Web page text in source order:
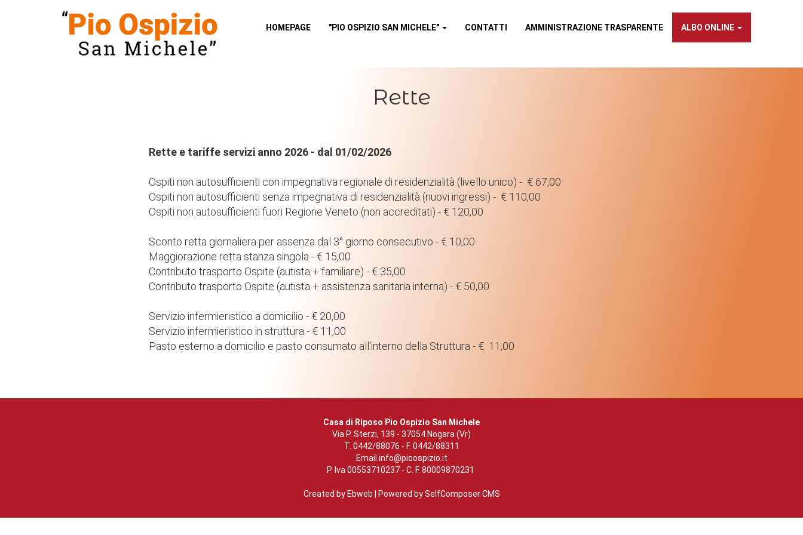
HOMEPAGE "PIO OSPIZIO SAN MICHELE" CONTATTI AMMINISTRAZIONE TRASPARENTE ALBO ONLINE
Homepage
"Pio Ospizio San Michele"
Contatti
AMMINISTRAZIONE TRASPARENTE
Rette
Rette e tariffe servizi anno 2026 - dal 01/02/2026
Ospiti non autosufficienti con impegnativa regionale di residenzialità (livello unico) - € 67,00
Ospiti non autosufficienti senza impegnativa di residenzialità (nuovi ingressi) - € 110,00
Ospiti non autosufficienti fuori Regione Veneto (non accreditati) - € 120,00
Sconto retta giornaliera per assenza dal 3° giorno consecutivo - € 10,00
Maggiorazione retta stanza singola - € 15,00
Contributo trasporto Ospite (autista + familiare) - € 35,00
Contributo trasporto Ospite (autista + assistenza sanitaria interna) - € 50,00
Servizio infermieristico a domicilio - € 20,00
Servizio infermieristico in struttura - € 11,00
Pasto esterno a domicilio e pasto consumato all'interno della Struttura - € 11,00
Casa di Riposo Pio Ospizio San Michele
Via P. Sterzi, 139 - 37054 Nogara (Vr)
T. 0442/88076 - F. 0442/88311
Email info@pioospizio.it
P. Iva 00553710237 - C. F. 80009870231
Created by Ebweb | Powered by SelfComposer CMS